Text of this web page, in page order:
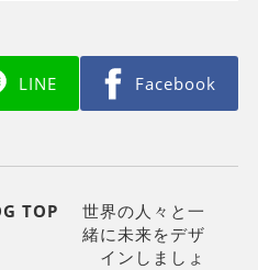
LINE Facebook
TOP
世界の人々と一
緒に未来をデザ
インしましょ